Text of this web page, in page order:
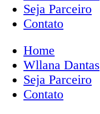
Seja Parceiro
Contato
Home
Wllana Dantas
Seja Parceiro
Contato